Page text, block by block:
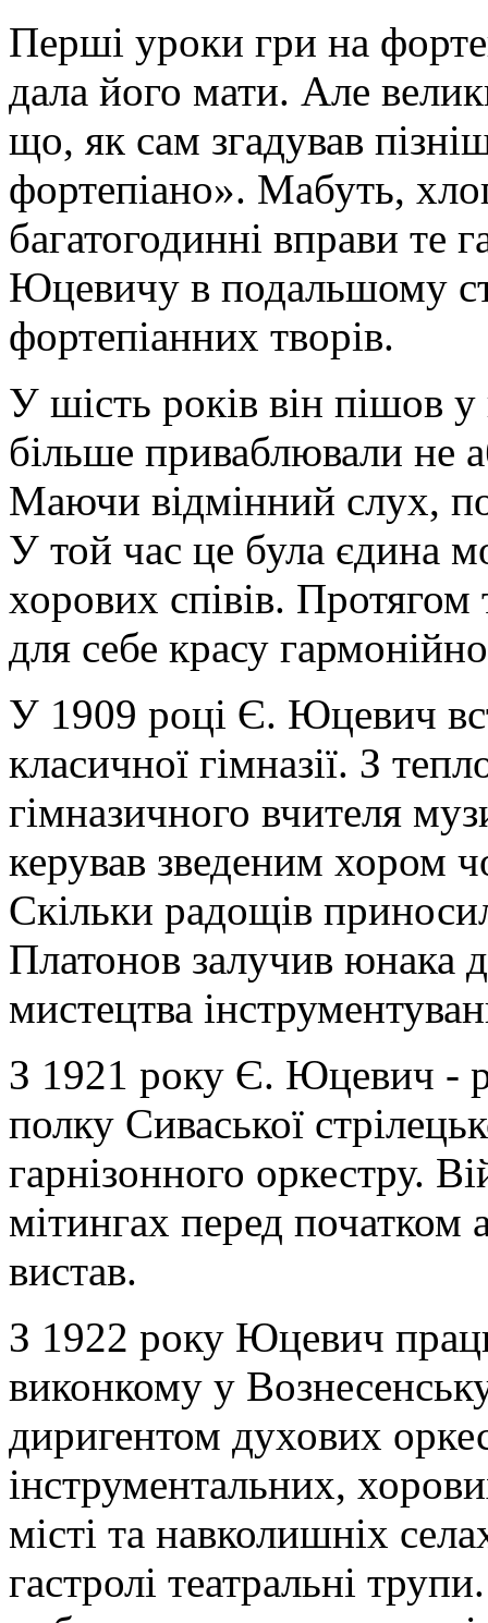
Перші уроки гри на
дала його мати. Але
що, як сам згадував
фортепіано». Мабуть,
багатогодинні вправи те
Юцевичу в подальшому
фортепіанних творів.
У шість років він пішов
більше приваблювали не
Маючи відмінний слух,
У той час це була єдина
хорових співів. Протягом
для себе красу
У 1909 році Є. Юцевич
класичної гімназії. З
гімназичного вчителя
керував зведеним хором
Скільки радощів
Платонов залучив юнака
мистецтва
З 1921 року Є. Юцевич -
полку Сиваської
гарнізонного оркестру.
мітингах перед початком
вистав.
З 1922 року Юцевич
виконкому у
диригентом духових
інструментальних,
місті та навколишніх
гастролі театральні